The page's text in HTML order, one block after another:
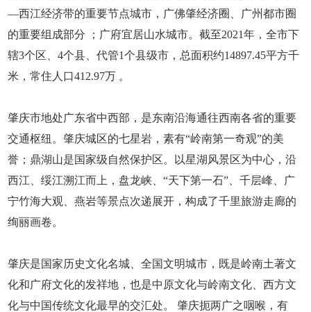
—西江经济带的重要节点城市，广佛肇经济圈、广州都市圈
的重要组成部分 ；广府宜居山水城市。截至2021年，全市下
辖3个区、4个县、代管1个县级市，总面积约14897.45平方千
米，常住人口412.97万 。
肇庆市地处广东省中西部，是东南沿海通往西南各省的重要
交通枢纽。肇庆城区的七星岩，素有“岭南第一奇观”的美
誉；鼎湖山是国家级自然保护区。以星湖风景区为中心，沿
西江、绥江溯江而上，盘龙峡、“天下第一石”、千层峰、广
宁竹海大观、燕岩等景点次递展开，构成了千里旅游走廊的
绚丽画卷。
肇庆是国家历史文化名城、全国文明城市，既是岭南土著文
化和广府文化的发祥地，也是中原文化与岭南文化、西方文
化与中国传统文化最早的交汇处。 肇庆扼两广之咽喉，有